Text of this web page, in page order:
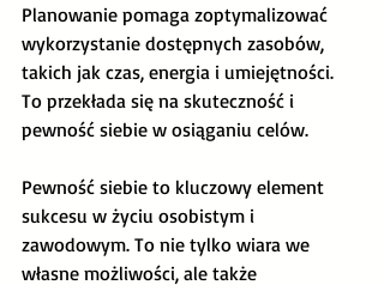
Planowanie pomaga zoptymalizować
wykorzystanie dostępnych zasobów,
takich jak czas, energia i umiejętności.
To przekłada się na skuteczność i
pewność siebie w osiąganiu celów.
Pewność siebie to kluczowy element
sukcesu w życiu osobistym i
zawodowym. To nie tylko wiara we
własne możliwości, ale także